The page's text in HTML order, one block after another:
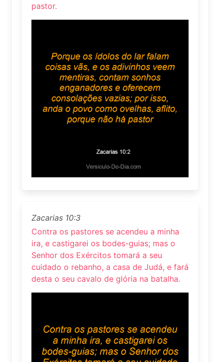
pastor.
Zacarias 10:3
Contra os pastores se acendeu a minha
ira, e castigarei os bodes-guias; mas o
Senhor dos Exércitos tomará a seu
cuidado o rebanho, a casa de Judá, e fará
desta o seu cavalo de glória na batalha.